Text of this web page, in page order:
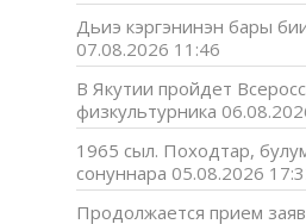
Дьиэ кэргэнинэн бары
07.08.2026 11:46
В Якутии пройдет
физкультурника
1965 сыл. Походтар,
сонуннара 05.08.2026
Продолжается прием